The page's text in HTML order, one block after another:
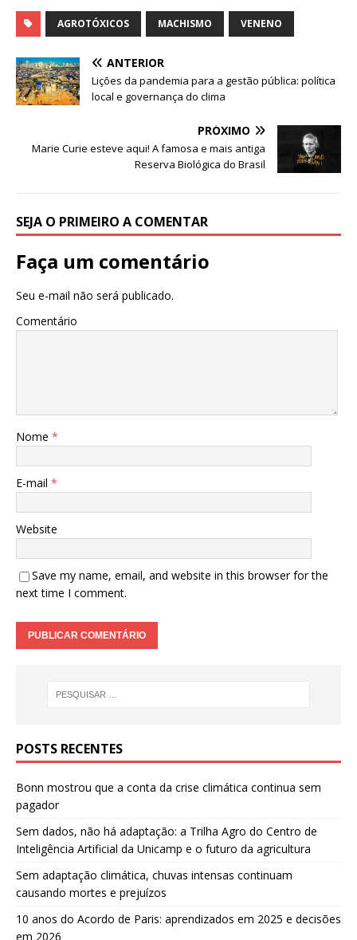
a
c
e
b
o
k
a
st
o
d
o
m
ai
l
h
ar
e
AGROTÓXICOS MACHISMO VENENO
ANTERIOR
Lições da pandemia para a gestão pública: política
local e governança do clima
PRÓXIMO
Marie Curie esteve aqui! A famosa e mais antiga
Reserva Biológica do Brasil
SEJA O PRIMEIRO A COMENTAR
Faça um comentário
Seu e-mail não será publicado.
Comentário
Nome *
E-mail *
Website
Save my name, email, and website in this browser for the
next time I comment.
POSTS RECENTES
Bonn mostrou que a conta da crise climática continua sem
pagador
Sem dados, não há adaptação: a Trilha Agro do Centro de
Inteligência Artificial da Unicamp e o futuro da agricultura
Sem adaptação climática, chuvas intensas continuam
causando mortes e prejuízos
10 anos do Acordo de Paris: aprendizados em 2025 e decisões
em 2026